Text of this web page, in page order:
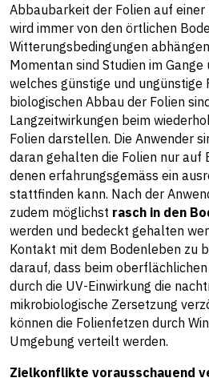
Abbaubarkeit der Folien auf
wird immer von den örtlichen
Witterungsbedingungen
Momentan sind Studien im Gange
welches günstige und ungünstige
biologischen Abbau der Folien
Langzeitwirkungen beim
Folien darstellen. Die Anwender
daran gehalten die Folien nur auf
denen erfahrungsgemäss ein
stattfinden kann. Nach der
zudem möglichst rasch in den
werden und bedeckt gehalten
Kontakt mit dem Bodenleben zu
darauf, dass beim
durch die UV-Einwirkung die
mikrobiologische Zersetzung
können die Folienfetzen durch
Umgebung verteilt werden.
Zielkonflikte vorausschauend